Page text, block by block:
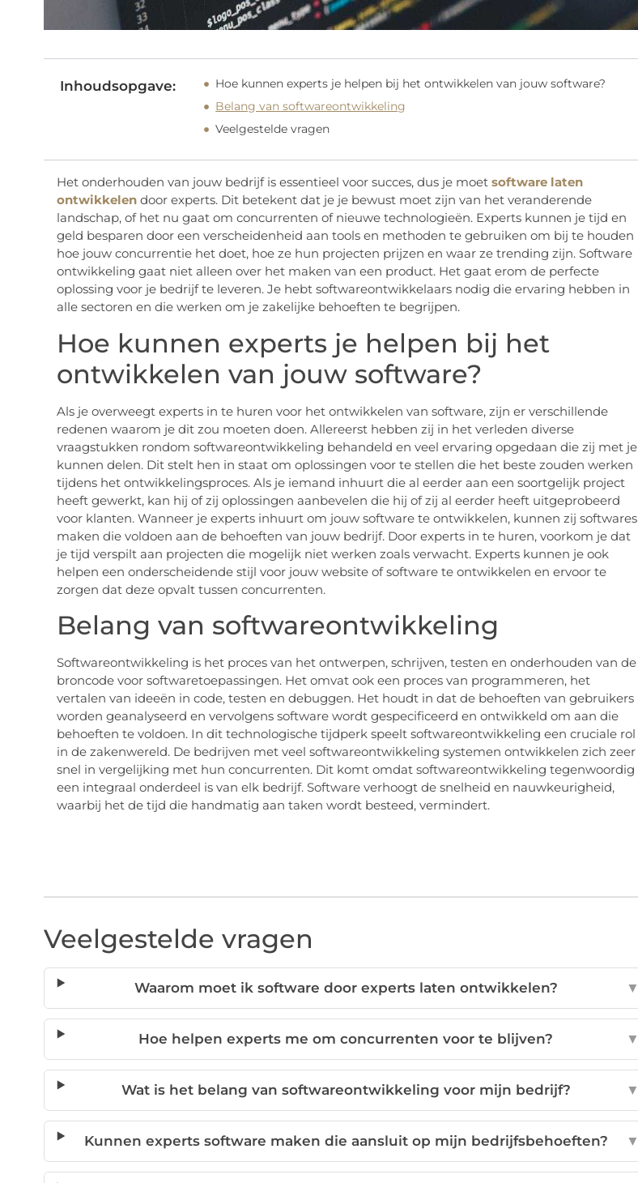
Inhoudsopgave:
Hoe kunnen experts je helpen bij het ontwikkelen van jouw software?
Belang van softwareontwikkeling
Veelgestelde vragen
Het onderhouden van jouw bedrijf is essentieel voor succes, dus je moet software laten
ontwikkelendoor experts. Dit betekent dat je je bewust moet zijn van het veranderende
landschap, of het nu gaat om concurrenten of nieuwe technologieën. Experts kunnen je tijd en
geld besparen door een verscheidenheid aan tools en methoden te gebruiken om bij te houden
hoe jouw concurrentie het doet, hoe ze hun projecten prijzen en waar ze trending zijn. Software
ontwikkeling gaat niet alleen over het maken van een product. Het gaat erom de perfecte
oplossing voor je bedrijf te leveren. Je hebt softwareontwikkelaars nodig die ervaring hebben in
alle sectoren en die werken om je zakelijke behoeften te begrijpen.
Hoe kunnen experts je helpen bij het
ontwikkelen van jouw software?
Als je overweegt experts in te huren voor het ontwikkelen van software, zijn er verschillende
redenen waarom je dit zou moeten doen. Allereerst hebben zij in het verleden diverse
vraagstukken rondom softwareontwikkeling behandeld en veel ervaring opgedaan die zij met je
kunnen delen. Dit stelt hen in staat om oplossingen voor te stellen die het beste zouden werken
tijdens het ontwikkelingsproces. Als je iemand inhuurt die al eerder aan een soortgelijk project
heeft gewerkt, kan hij of zij oplossingen aanbevelen die hij of zij al eerder heeft uitgeprobeerd
voor klanten. Wanneer je experts inhuurt om jouw software te ontwikkelen, kunnen zij softwares
maken die voldoen aan de behoeften van jouw bedrijf. Door experts in te huren, voorkom je dat
je tijd verspilt aan projecten die mogelijk niet werken zoals verwacht. Experts kunnen je ook
helpen een onderscheidende stijl voor jouw website of software te ontwikkelen en ervoor te
zorgen dat deze opvalt tussen concurrenten.
Belang van softwareontwikkeling
Softwareontwikkeling is het proces van het ontwerpen, schrijven, testen en onderhouden van de
broncode voor softwaretoepassingen. Het omvat ook een proces van programmeren, het
vertalen van ideeën in code, testen en debuggen. Het houdt in dat de behoeften van gebruikers
worden geanalyseerd en vervolgens software wordt gespecificeerd en ontwikkeld om aan die
behoeften te voldoen. In dit technologische tijdperk speelt softwareontwikkeling een cruciale rol
in de zakenwereld. De bedrijven met veel softwareontwikkeling systemen ontwikkelen zich zeer
snel in vergelijking met hun concurrenten. Dit komt omdat softwareontwikkeling tegenwoordig
een integraal onderdeel is van elk bedrijf. Software verhoogt de snelheid en nauwkeurigheid,
waarbij het de tijd die handmatig aan taken wordt besteed, vermindert.
Veelgestelde vragen
Waarom moet ik software door experts laten ontwikkelen? ▼
Hoe helpen experts me om concurrenten voor te blijven? ▼
Wat is het belang van softwareontwikkeling voor mijn bedrijf? ▼
Kunnen experts software maken die aansluit op mijn bedrijfsbehoeften? ▼